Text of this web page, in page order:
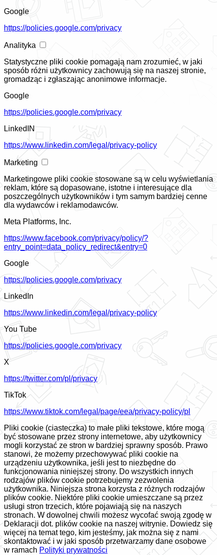
Google
https://policies.google.com/privacy
Analityka
Statystyczne pliki cookie pomagają nam zrozumieć, w jaki
sposób różni użytkownicy zachowują się na naszej stronie,
gromadząc i zgłaszając anonimowe informacje.
Google
https://policies.google.com/privacy
LinkedIN
https://www.linkedin.com/legal/privacy-policy
Marketing
Marketingowe pliki cookie stosowane są w celu wyświetlania
reklam, które są dopasowane, istotne i interesujące dla
poszczególnych użytkowników i tym samym bardziej cenne
dla wydawców i reklamodawców.
Meta Platforms, Inc.
https://www.facebook.com/privacy/policy/?
entry_point=data_policy_redirect&entry=0
Google
https://policies.google.com/privacy
LinkedIn
https://www.linkedin.com/legal/privacy-policy
You Tube
https://policies.google.com/privacy
X
https://twitter.com/pl/privacy
TikTok
https://www.tiktok.com/legal/page/eea/privacy-policy/pl
Pliki cookie (ciasteczka) to małe pliki tekstowe, które mogą
być stosowane przez strony internetowe, aby użytkownicy
mogli korzystać ze stron w bardziej sprawny sposób. Prawo
stanowi, że możemy przechowywać pliki cookie na
urządzeniu użytkownika, jeśli jest to niezbędne do
funkcjonowania niniejszej strony. Do wszystkich innych
rodzajów plików cookie potrzebujemy zezwolenia
użytkownika. Niniejsza strona korzysta z różnych rodzajów
plików cookie. Niektóre pliki cookie umieszczane są przez
usługi stron trzecich, które pojawiają się na naszych
stronach. W dowolnej chwili możesz wycofać swoją zgodę w
Deklaracji dot. plików cookie na naszej witrynie. Dowiedz się
więcej na temat tego, kim jesteśmy, jak można się z nami
skontaktować i w jaki sposób przetwarzamy dane osobowe
w ramach Polityki prywatności